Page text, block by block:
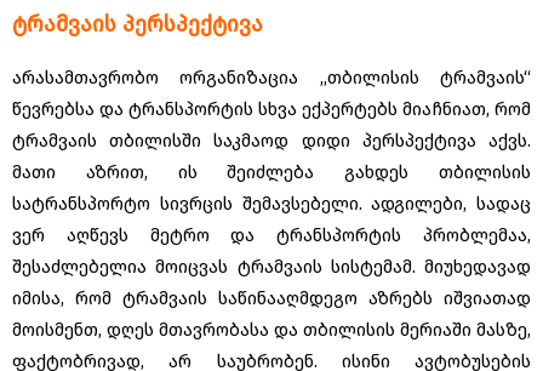
ტრამვაის პერსპექტივა
არასამთავრობო ორგანიზაცია ,,თბილისის ტრამვაის“
წევრებსა და ტრანსპორტის სხვა ექპერტებს მიაჩნიათ, რომ
ტრამვაის თბილისში საკმაოდ დიდი პერსპექტივა აქვს.
მათი აზრით, ის შეიძლება გახდეს თბილისის
სატრანსპორტო სივრცის შემავსებელი. ადგილები, სადაც
ვერ აღწევს მეტრო და ტრანსპორტის პრობლემაა,
შესაძლებელია მოიცვას ტრამვაის სისტემამ. მიუხედავად
იმისა, რომ ტრამვაის საწინააღმდეგო აზრებს იშვიათად
მოისმენთ, დღეს მთავრობასა და თბილისის მერიაში მასზე,
ფაქტობრივად, არ საუბრობენ. ისინი ავტობუსების